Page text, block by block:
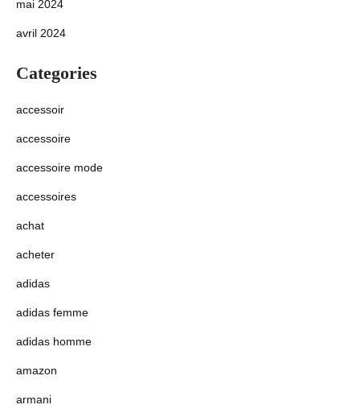
mai 2024
avril 2024
Categories
accessoir
accessoire
accessoire mode
accessoires
achat
acheter
adidas
adidas femme
adidas homme
amazon
armani